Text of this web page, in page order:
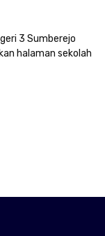
3 Sumberejo
halaman sekolah